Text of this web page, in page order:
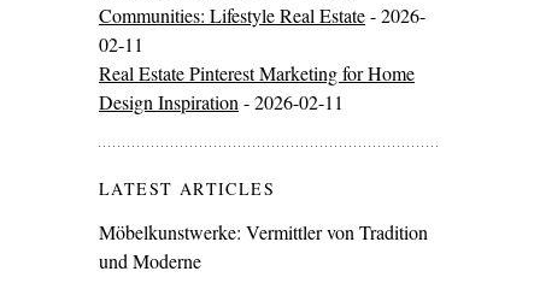
Communities: Lifestyle Real Estate- 2026-
02-11
Real Estate Pinterest Marketing for Home
Design Inspiration - 2026-02-11
LATEST ARTICLES
Möbelkunstwerke: Vermittler von Tradition
und Moderne